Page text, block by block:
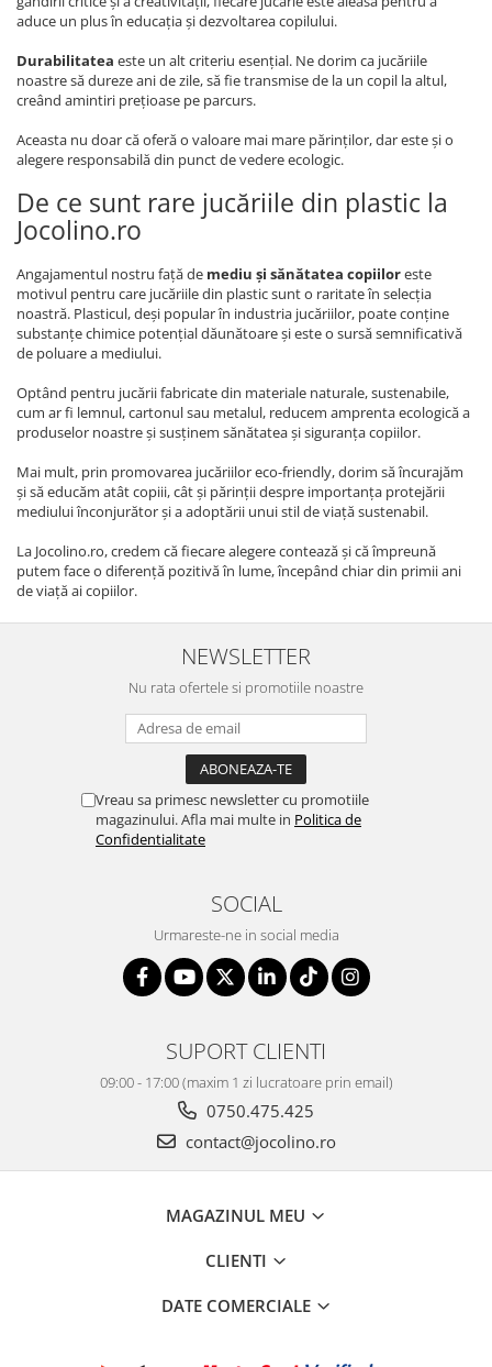
aduce un plus în educația și dezvoltarea copilului.
Durabilitatea este un alt criteriu esențial. Ne dorim ca jucăriile
noastre să dureze ani de zile, să fie transmise de la un copil la altul,
creând amintiri prețioase pe parcurs.
Aceasta nu doar că oferă o valoare mai mare părinților, dar este și o
alegere responsabilă din punct de vedere ecologic.
De ce sunt rare jucăriile din plastic la
Jocolino.ro
Angajamentul nostru față de mediu și sănătatea copiiloreste
motivul pentru care jucăriile din plastic sunt o raritate în selecția
noastră. Plasticul, deși popular în industria jucăriilor, poate conține
substanțe chimice potențial dăunătoare și este o sursă semnificativă
de poluare a mediului.
Optând pentru jucării fabricate din materiale naturale, sustenabile,
cum ar fi lemnul, cartonul sau metalul, reducem amprenta ecologică a
produselor noastre și susținem sănătatea și siguranța copiilor.
Mai mult, prin promovarea jucăriilor eco-friendly, dorim să încurajăm
și să educăm atât copiii, cât și părinții despre importanța protejării
mediului înconjurător și a adoptării unui stil de viață sustenabil.
La Jocolino.ro, credem că fiecare alegere contează și că împreună
putem face o diferență pozitivă în lume, începând chiar din primii ani
de viață ai copiilor.
NEWSLETTER
Nu rata ofertele si promotiile noastre
Vreau sa primesc newsletter cu promotiile
magazinului. Afla mai multe in Politica de
Confidentialitate
SOCIAL
Urmareste-ne in social media
SUPORT CLIENTI
09:00 - 17:00 (maxim 1 zi lucratoare prin email)
0750.475.425
contact@jocolino.ro
MAGAZINUL MEU
CLIENTI
DATE COMERCIALE